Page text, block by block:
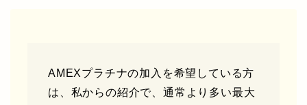
AMEXプラチナの加入を希望している方
は、私からの紹介で、通常より多い最大